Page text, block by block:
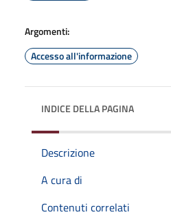
Argomenti:
Accesso all'informazione
INDICE DELLA PAGINA
Descrizione
A cura di
Contenuti correlati